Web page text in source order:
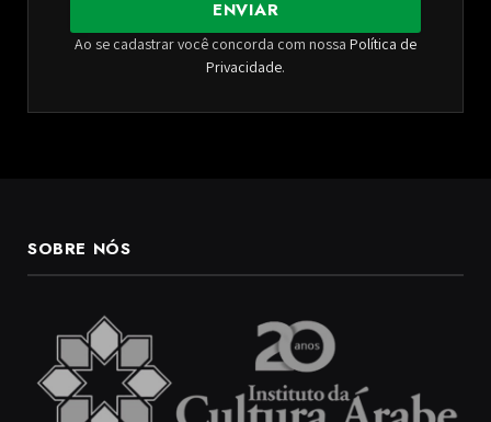
ENVIAR
Ao se cadastrar você concorda com nossa Política de
Privacidade.
SOBRE NÓS